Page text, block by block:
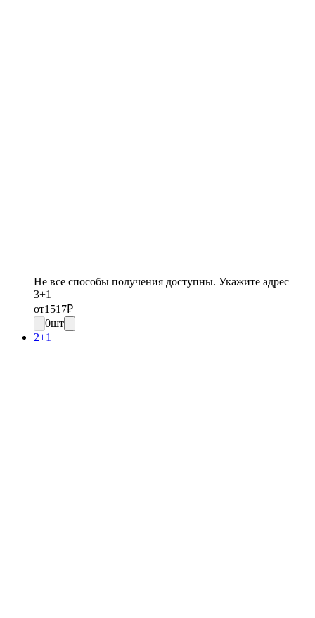
Не все способы получения доступны. Укажите адрес
3+1
от1517₽
0шт
2+1